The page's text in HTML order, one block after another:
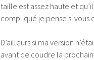
taille est assez haute et
compliqué je pense si vous
D’ailleurs si ma version
avant de coudre la